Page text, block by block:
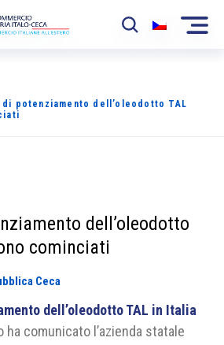
di potenziamento dell’oleodotto TAL
dell’oleodotto
cominciati
Ceca
dell’oleodotto TAL in Italia
ha comunicato l’azienda statale